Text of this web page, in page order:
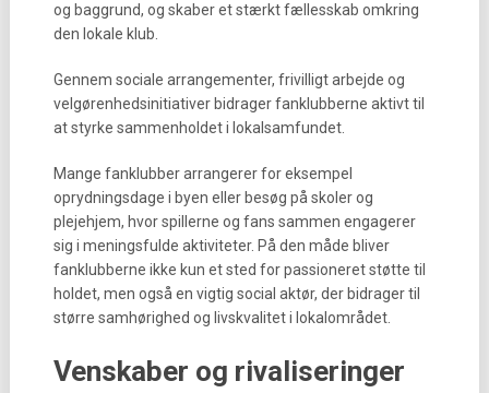
og baggrund, og skaber et stærkt fællesskab omkring
den lokale klub.
Gennem sociale arrangementer, frivilligt arbejde og
velgørenhedsinitiativer bidrager fanklubberne aktivt til
at styrke sammenholdet i lokalsamfundet.
Mange fanklubber arrangerer for eksempel
oprydningsdage i byen eller besøg på skoler og
plejehjem, hvor spillerne og fans sammen engagerer
sig i meningsfulde aktiviteter. På den måde bliver
fanklubberne ikke kun et sted for passioneret støtte til
holdet, men også en vigtig social aktør, der bidrager til
større samhørighed og livskvalitet i lokalområdet.
Venskaber og rivaliseringer